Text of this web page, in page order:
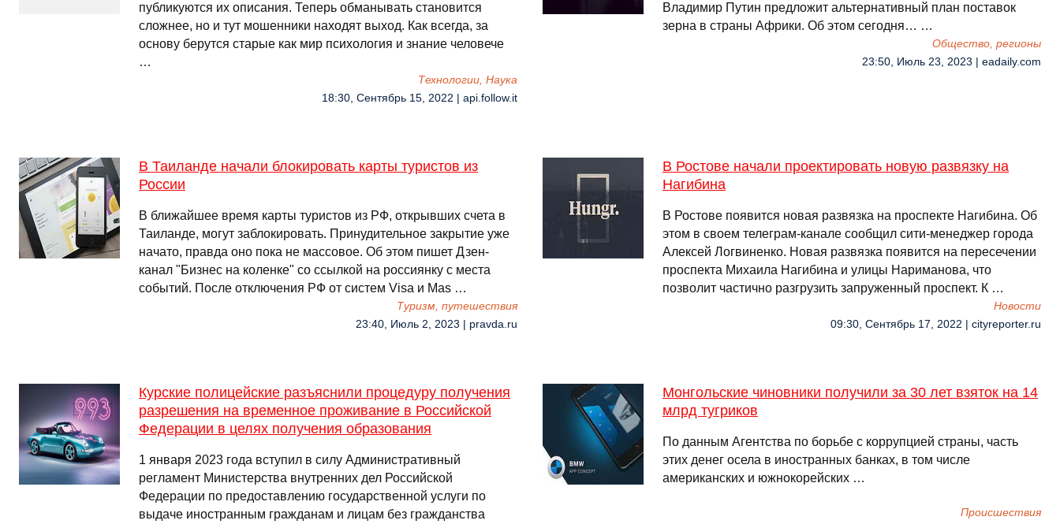
публикуются их описания. Теперь обманывать становится
сложнее, но и тут мошенники находят выход. Как всегда, за
основу берутся старые как мир психология и знание человече
…
Технологии, Наука
18:30, Сентябрь 15, 2022 | api.follow.it
Владимир Путин предложит альтернативный план поставок
зерна в страны Африки. Об этом сегодня… …
Общество, регионы
23:50, Июль 23, 2023 | eadaily.com
В Таиланде начали блокировать карты туристов из
России
В ближайшее время карты туристов из РФ, открывших счета в
Таиланде, могут заблокировать. Принудительное закрытие уже
начато, правда оно пока не массовое. Об этом пишет Дзен-
канал "Бизнес на коленке" со ссылкой на россиянку с места
событий. После отключения РФ от систем Visa и Mas …
Туризм, путешествия
23:40, Июль 2, 2023 | pravda.ru
В Ростове начали проектировать новую развязку на
Нагибина
В Ростове появится новая развязка на проспекте Нагибина. Об
этом в своем телеграм-канале сообщил сити-менеджер города
Алексей Логвиненко. Новая развязка появится на пересечении
проспекта Михаила Нагибина и улицы Нариманова, что
позволит частично разгрузить запруженный проспект. К …
Новости
09:30, Сентябрь 17, 2022 | cityreporter.ru
Курские полицейские разъяснили процедуру получения
разрешения на временное проживание в Российской
Федерации в целях получения образования
1 января 2023 года вступил в силу Административный
регламент Министерства внутренних дел Российской
Федерации по предоставлению государственной услуги по
выдаче иностранным гражданам и лицам без гражданства
Монгольские чиновники получили за 30 лет взяток на 14
млрд тугриков
По данным Агентства по борьбе с коррупцией страны, часть
этих денег осела в иностранных банках, в том числе
американских и южнокорейских …
Происшествия